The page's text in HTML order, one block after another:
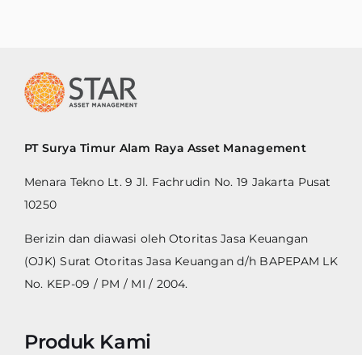
PT Surya Timur Alam Raya Asset Management
Menara Tekno Lt. 9 Jl. Fachrudin No. 19 Jakarta Pusat
10250
Berizin dan diawasi oleh Otoritas Jasa Keuangan
(OJK) Surat Otoritas Jasa Keuangan d/h BAPEPAM LK
No. KEP-09 / PM / MI / 2004.
Produk Kami